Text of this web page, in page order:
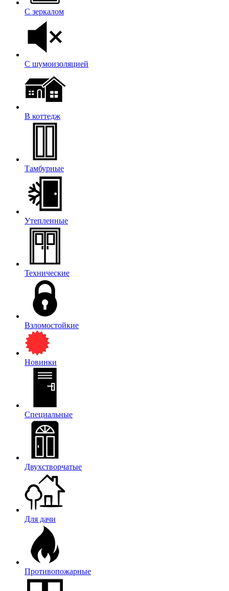
С зеркалом
С шумоизоляцией
В коттедж
Тамбурные
Утепленные
Технические
Взломостойкие
Новинки
Специальные
Двухстворчатые
Для дачи
Противопожарные